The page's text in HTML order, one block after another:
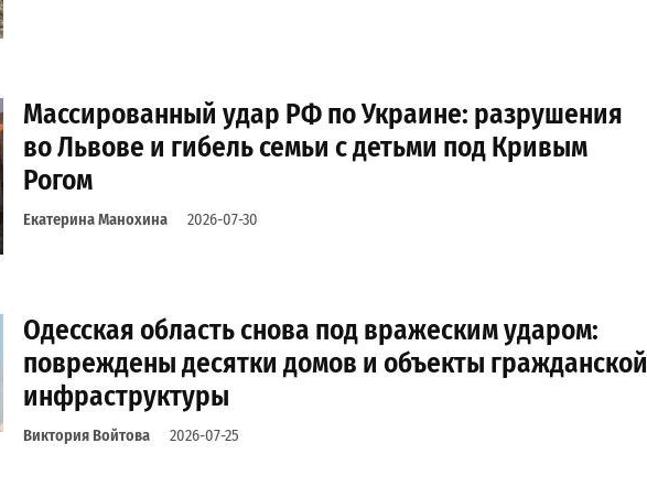
Массированный удар РФ по Украине: разрушения
во Львове и гибель семьи с детьми под Кривым
Рогом
Екатерина Манохина 2026-07-30
Одесская область снова под вражеским ударом:
повреждены десятки домов и объекты гражданской
инфраструктуры
Виктория Войтова 2026-07-25